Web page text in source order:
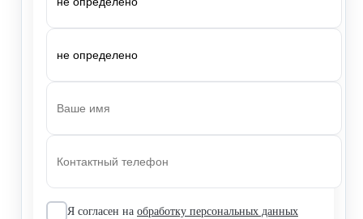
Я согласен на обработку персональных данных